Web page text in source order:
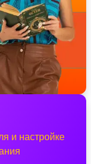
и настройке